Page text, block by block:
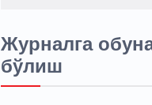
Журналга
бўлиш